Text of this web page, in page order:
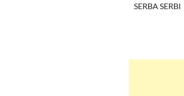
SERBA SERBI